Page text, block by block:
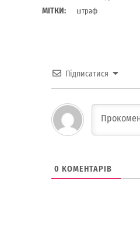
МІТКИ:
штраф
Підписатися
0 КОМЕНТАРІВ